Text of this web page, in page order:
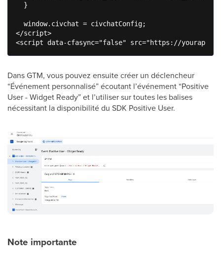
  }
  window.civchat = civchatConfig;
</script>
Dans GTM, vous pouvez ensuite créer un déclencheur
“Événement personnalisé” écoutant l’événement “Positive
User - Widget Ready” et l’utiliser sur toutes les balises
nécessitant la disponibilité du SDK Positive User.
Note importante